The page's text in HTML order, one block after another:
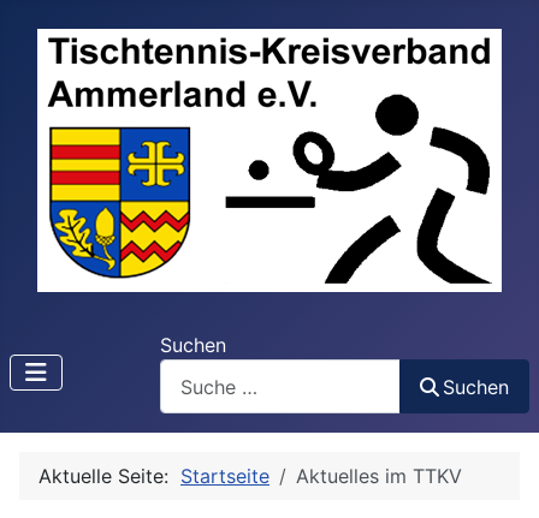
Suchen
Suchen
Aktuelle Seite: Startseite Aktuelles im TTKV